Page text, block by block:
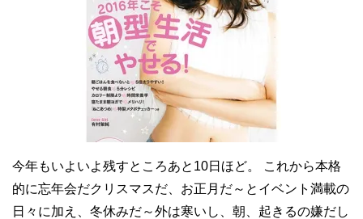
今年もいよいよ残すところあと10日ほど。 これから本格
的に忘年会だクリスマスだ、お正月だ～とイベント満載の
日々に加え、冬休みだ～外は寒いし、朝、起きるの嫌だし